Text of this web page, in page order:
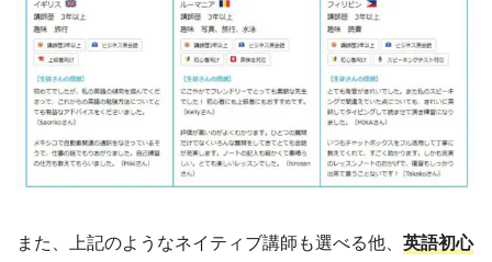
また、上記のようなネイティブ講師も選べる他、 英語初心